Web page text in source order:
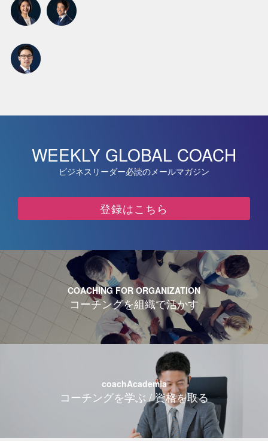
WEEKLY GLOBAL COACH
ビジネスリーダー必読のメールマガジン
登録はこちら
COACHING FOR ORGANIZATION
コーチングを組織で活かす
coachAcademia
コーチングを学ぶ / 資格を取る